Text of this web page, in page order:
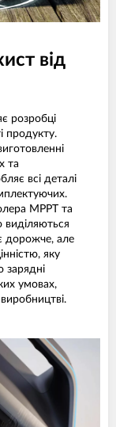
від
розробці
продукту.
та
всі деталі
MPPT та
виділяються
дорожче, але
яку
зарядні
умовах,